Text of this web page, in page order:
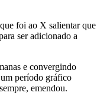
foi ao X salientar que
ser adicionado a
e convergindo
período gráfico
emendou.